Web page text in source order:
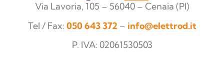
Via Lavoria, 105 – 56040 – Cenaia (PI)
Tel / Fax: 050 643 372 – info@elettrod.it
P. IVA: 02061530503